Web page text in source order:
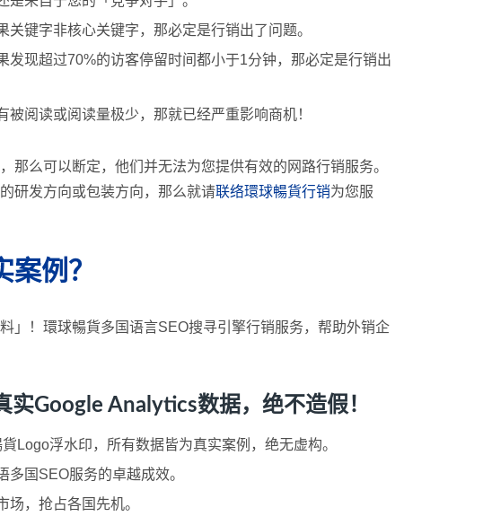
键字非核心关键字，那必定是行销出了问题。
现超过70%的访客停留时间都小于1分钟，那必定是行销出
阅读或阅读量极少，那就已经严重影响商机！
么可以断定，他们并无法为您提供有效的网路行销服务。
研发方向或包装方向，那么就请联络環球暢貨行销为您服
例？
」！環球暢貨多国语言SEO搜寻引擎行销服务，帮助外销企
Google Analytics数据，绝不造假！
Logo浮水印，所有数据皆为真实案例，绝无虚构。
国SEO服务的卓越成效。
，抢占各国先机。